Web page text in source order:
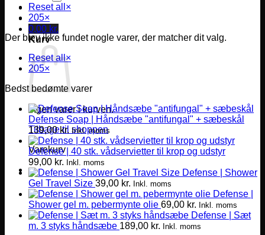
0,00 kr.
Kurv
Ingen varer i kurven.
Tilbage til shoppen
Varekurv
Reset all ×
205×
Der blev ikke fundet nogle varer, der matcher dit valg.
Reset all×
205×
Bedst bedømte varer
Defense Soap | Håndsæbe "antifungal" + sæbeskål
139,00kr. Inkl. moms
Defense | 40 stk. vådservietter til krop og udstyr
99,00 kr. Inkl. moms
Defense | Shower
Gel Travel Size 39,00 kr. Inkl. moms
Defense |
Shower gel m. pebermynte olie 69,00 kr. Inkl. moms
Defense | Sæt
m. 3 styks håndsæbe 189,00 kr. Inkl. moms